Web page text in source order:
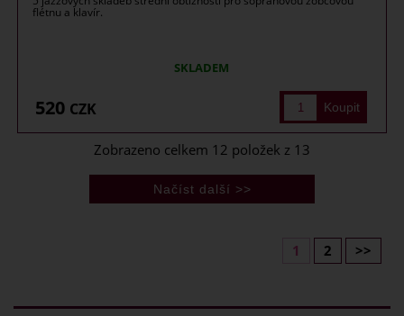
flétnu a klavír.
SKLADEM
520 CZK
Zobrazeno celkem 12 položek z 13
1 2 >>